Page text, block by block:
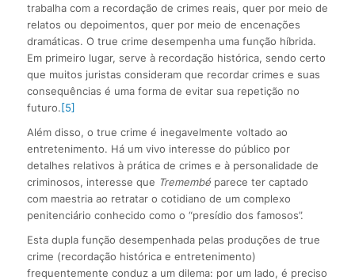
trabalha com a recordação de crimes reais, quer por meio de
relatos ou depoimentos, quer por meio de encenações
dramáticas. O true crime desempenha uma função híbrida.
Em primeiro lugar, serve à recordação histórica, sendo certo
que muitos juristas consideram que recordar crimes e suas
consequências é uma forma de evitar sua repetição no
futuro.[5]
Além disso, o true crime é inegavelmente voltado ao
entretenimento. Há um vivo interesse do público por
detalhes relativos à prática de crimes e à personalidade de
criminosos, interesse que Tremembéparece ter captado
com maestria ao retratar o cotidiano de um complexo
penitenciário conhecido como o “presídio dos famosos”.
Esta dupla função desempenhada pelas produções de true
crime (recordação histórica e entretenimento)
frequentemente conduz a um dilema: por um lado, é preciso